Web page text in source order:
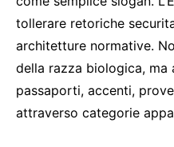
tollerare retoriche
architetture normative.
della razza biologica, ma
passaporti, accenti,
attraverso categorie